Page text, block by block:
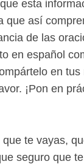
esta
que así
de las
en español
en tus
¡Pon en
que te vayas,
seguro que